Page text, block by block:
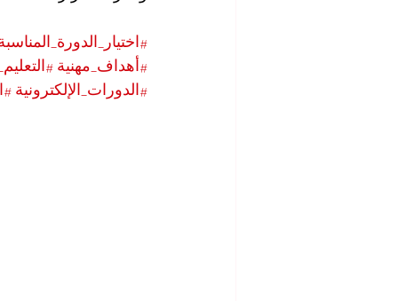
#أهداف_مهنية
#الدورات_الإلكترونية